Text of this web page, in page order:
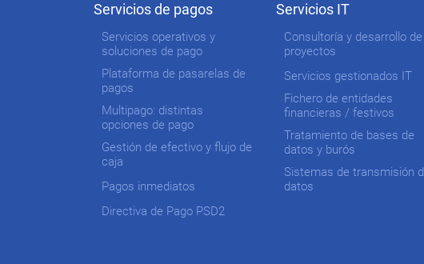
Servicios de pagos
Servicios operativos y
soluciones de pago
Plataforma de pasarelas de
pagos
Multipago: distintas
opciones de pago
Gestión de efectivo y flujo de
caja
Pagos inmediatos
Directiva de Pago PSD2
Servicios IT
Consultoría y desarrollo de
proyectos
Servicios gestionados IT
Fichero de entidades
financieras / festivos
Tratamiento de bases de
datos y burós
Sistemas de transmisión
datos